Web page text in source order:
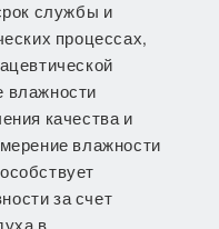
службы и
процессах,
влажности
качества и
влажности
за счет